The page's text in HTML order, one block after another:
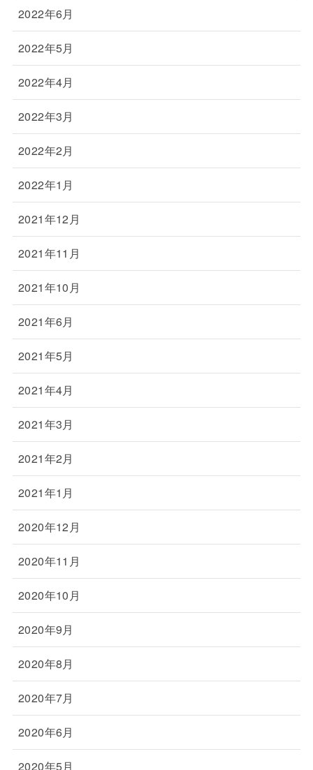
2022年6月
2022年5月
2022年4月
2022年3月
2022年2月
2022年1月
2021年12月
2021年11月
2021年10月
2021年6月
2021年5月
2021年4月
2021年3月
2021年2月
2021年1月
2020年12月
2020年11月
2020年10月
2020年9月
2020年8月
2020年7月
2020年6月
2020年5月